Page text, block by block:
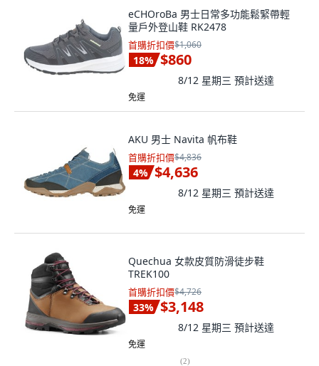
eCHOroBa 男士日常多功能鬆緊帶輕
量戶外登山鞋 RK2478
首購折扣價$1,060
18% $860
8/12 星期三 預計送達
免運
AKU 男士 Navita 帆布鞋
首購折扣價$4,836
4% $4,636
8/12 星期三 預計送達
免運
Quechua 女款皮質防滑徒步鞋
TREK100
首購折扣價$4,726
33% $3,148
8/12 星期三 預計送達
免運
(2)